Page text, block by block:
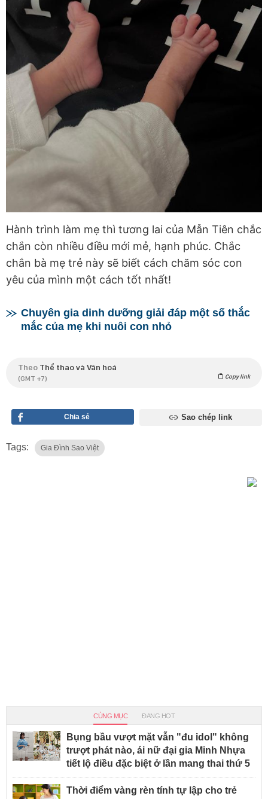
Hành trình làm mẹ thì tương lai của Mẫn Tiên chắc
chắn còn nhiều điều mới mẻ, hạnh phúc. Chắc
chắn bà mẹ trẻ này sẽ biết cách chăm sóc con
yêu của mình một cách tốt nhất!
Chuyên gia dinh dưỡng giải đáp một số thắc
mắc của mẹ khi nuôi con nhỏ
Theo Thể thao và Văn hoá
(GMT +7) Copy link
Chia sẻ Sao chép link
Tags: Gia Đình Sao Việt
CÙNG MỤC ĐANG HOT
Bụng bầu vượt mặt vẫn "đu idol" không
trượt phát nào, ái nữ đại gia Minh Nhựa
tiết lộ điều đặc biệt ở lần mang thai thứ 5
Thời điểm vàng rèn tính tự lập cho trẻ